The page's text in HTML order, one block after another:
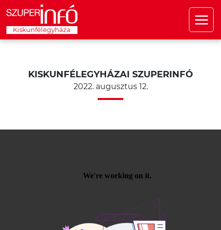
Kiskunfélegyháza
KISKUNFÉLEGYHÁZAI SZUPERINFÓ
2022. augusztus 12.